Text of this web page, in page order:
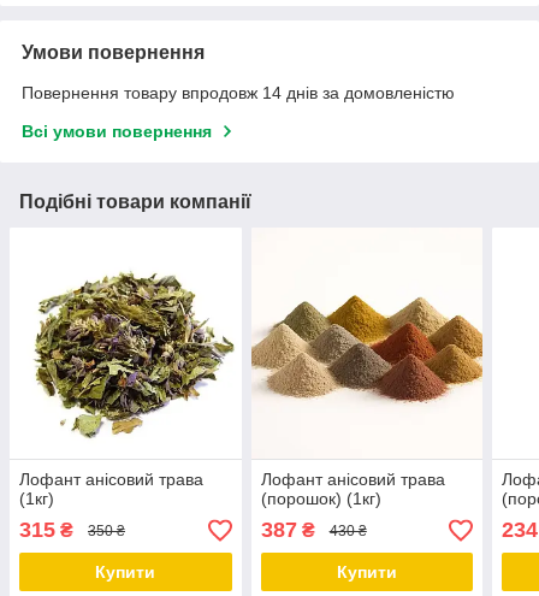
Умови повернення
Повернення товару впродовж 14 днів за домовленістю
Всі умови повернення
Подібні товари компанії
Лофант анісовий трава
(1кг)
315 ₴ 350 ₴
Купити
Лофант анісовий трава
(порошок) (1кг)
387₴ 430 ₴
Купити
234